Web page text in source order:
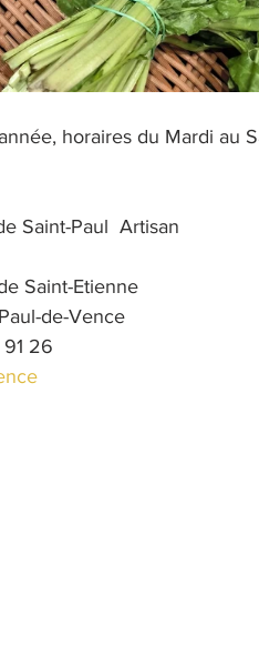
horaires du Mardi au
Saint-Paul  Artisan
Saint-Etienne
de-Vence
26